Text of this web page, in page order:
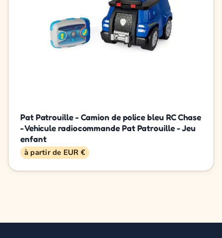
Pat Patrouille - Camion de police bleu RC Chase
- Vehicule radiocommande Pat Patrouille - Jeu
enfant
à partir de EUR €